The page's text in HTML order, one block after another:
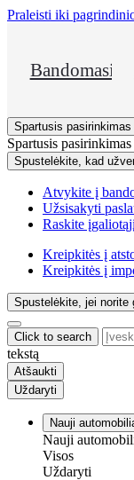
Praleisti iki
Bandomasis
Spartusis pasirinkimas
Spartusis pasirinkimas
Spustelėkite, kad
Atvykite į
Užsisakyti
Raskite
Kreipkitės į
Kreipkitės į
Spustelėkite, jei norite
Click to search
tekstą
Atšaukti
Uždaryti
Nauji
Nauji
Visos
Uždaryti